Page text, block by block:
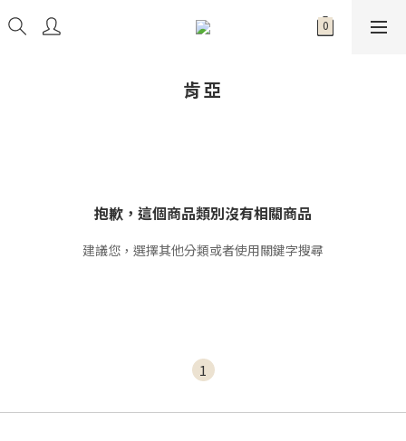
肯亞
抱歉，這個商品類別沒有相關商品
建議您，選擇其他分類或者使用關鍵字搜尋
1